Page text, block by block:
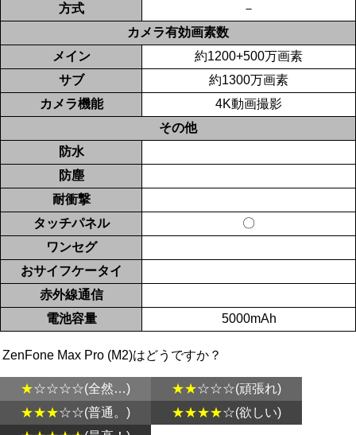
方式
－
カメラ有効画素数
メイン
約1200+500万画素
サブ
約1300万画素
カメラ機能
4K動画撮影
その他
防水
防塵
耐衝撃
タッチパネル
〇
ワンセグ
おサイフケータイ
赤外線通信
電池容量
5000mAh
ZenFone Max Pro (M2)はどうですか？
★☆☆☆☆(全然…) ★★☆☆☆(頑張れ)
★★★☆☆(普通。) ★★★★☆(欲しい)